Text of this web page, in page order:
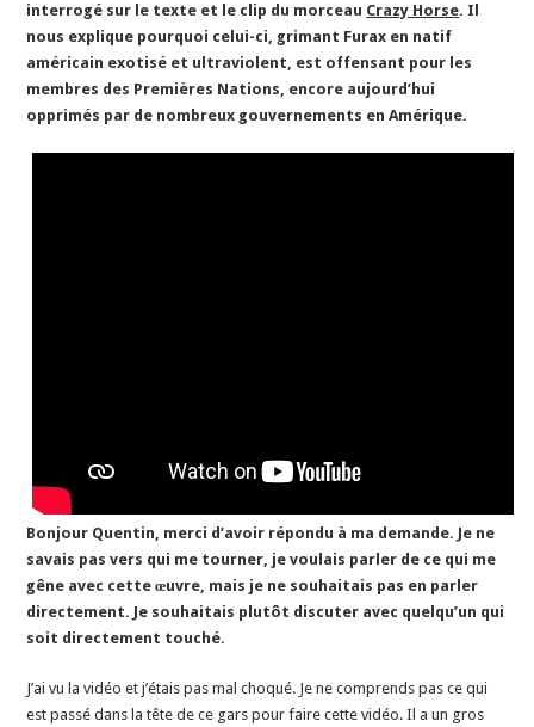
interrogé sur le texte et le clip du morceau Crazy Horse. Il
nous explique pourquoi celui-ci, grimant Furax en natif
américain exotisé et ultraviolent, est offensant pour les
membres des Premières Nations, encore aujourd’hui
opprimés par de nombreux gouvernements en Amérique.
Bonjour Quentin, merci d’avoir répondu à ma demande. Je ne
savais pas vers qui me tourner, je voulais parler de ce qui me
gêne avec cetteœuvre, mais je ne souhaitais pas en parler
directement. Je souhaitais plutôt discuter avec quelqu’un qui
soit directement touché.
J’ai vu la vidéo et j’étais pas mal choqué. Je ne comprends pas ce qui
est passé dans la tête de ce gars pour faire cette vidéo. Il a un gros